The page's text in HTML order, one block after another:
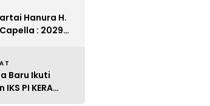
Hanura H.
: 2029
Baru Ikuti
PI KERA